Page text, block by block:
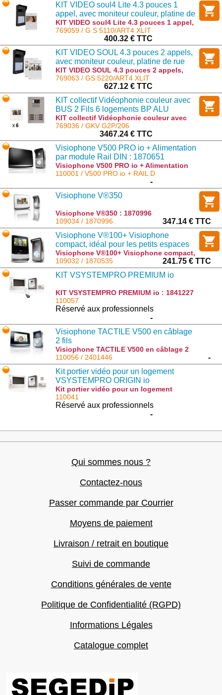
KIT VIDEO soul4 Lite 4.3 pouces 1
appel, avec moniteur couleur, platine de
rue anti-vandales, visière et
alimentation
KIT VIDEO soul4 Lite 4.3 pouces 1 appel,
avec moniteur couleur, platine de rue
anti-vandales, visière et alimentation : G
S 5110/ART4 XLIT
769059 / G S 5110/ART4 XLIT
400.32 € TTC
KIT VIDEO SOUL 4.3 pouces 2 appels,
avec moniteur couleur, platine de rue
anti-vandales, visière et alimentation
KIT VIDEO SOUL 4.3 pouces 2 appels,
avec moniteur couleur, platine de rue
anti-vandales, visière et alimentation : GS
5220/ART4 XLIT
769063 / GS 5220/ART4 XLIT
627.12 € TTC
KIT collectif Vidéophonie couleur avec
BUS 2 Fils 6 logements BP ALU
KIT collectif Vidéophonie couleur avec
BUS 2 Fils 6 logements BP ALU : GKV
769036 / GKV G2P/206
3467.24 € TTC
Visiophone V500 PRO io + Alimentation
par module Rail DIN : 1870651
Visiophone V500 PRO io + Alimentation
par module Rail DIN : 1870651 : V500 PRO
110001 / V500 PRO io + RAIL D
-
Visiophone V®350
Visiophone V®350 : 1870996
109034 / 1870996
347.14 € TTC
Visiophone V®100+ Visiophone
compact, idéal pour les petits espaces
Visiophone V®100+ Visiophone compact,
idéal pour les petits espaces : 1870535
109032 / 1870535
241.75 € TTC
KIT VSYSTEMPRO PREMIUM io
KIT VSYSTEMPRO PREMIUM io : 1841227
110057
Réservé aux professionnels
-
Visiophone TACTILE V500 en câblage
2 fils
Visiophone TACTILE V500 en câblage 2
fils : 2401446
110056 / 2401446
-
Kit portier vidéo pour un logement
VSYSTEMPRO ORIGIN io
Kit portier vidéo pour un logement
VSYSTEMPRO ORIGIN io : 1841226
110041
Réservé aux professionnels
-
Qui sommes nous ?
Contactez-nous
Passer commande par Courrier
Moyens de paiement
Livraison / retrait en boutique
Suivi de commande
Conditions générales de vente
Politique de Confidentialité (RGPD)
Informations Légales
Catalogue complet